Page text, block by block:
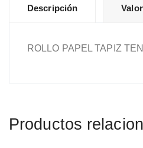
Descripción
ROLLO PAPEL TAPIZ
Productos